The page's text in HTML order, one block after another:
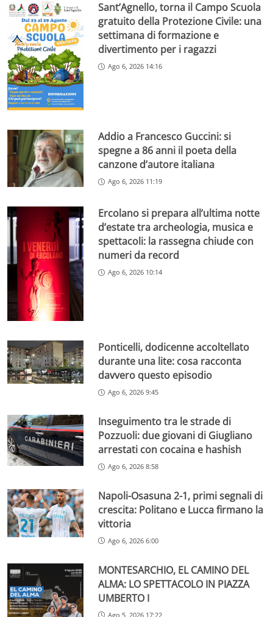
Sant’Agnello, torna il Campo Scuola
gratuito della Protezione Civile: una
settimana di formazione e
divertimento per i ragazzi
Ago 6, 2026 14:16
Addio a Francesco Guccini: si
spegne a 86 anni il poeta della
canzone d’autore italiana
Ago 6, 2026 11:19
Ercolano si prepara all’ultima notte
d’estate tra archeologia, musica e
spettacoli: la rassegna chiude con
numeri da record
Ago 6, 2026 10:14
Ponticelli, dodicenne accoltellato
durante una lite: cosa racconta
davvero questo episodio
Ago 6, 2026 9:45
Inseguimento tra le strade di
Pozzuoli: due giovani di Giugliano
arrestati con cocaina e hashish
Ago 6, 2026 8:58
Napoli-Osasuna 2-1, primi segnali di
crescita: Politano e Lucca firmano la
vittoria
Ago 6, 2026 6:00
MONTESARCHIO, EL CAMINO DEL
ALMA: LO SPETTACOLO IN PIAZZA
UMBERTO I
Ago 5, 2026 17:22